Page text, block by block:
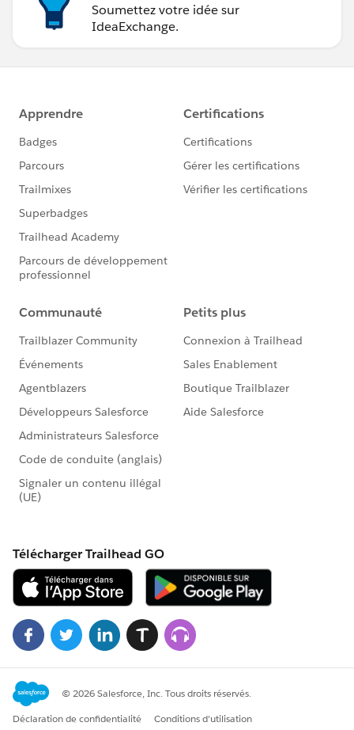
Soumettez votre idée sur
IdeaExchange.